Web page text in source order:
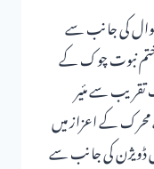
کی جانب سے
نبوت چوک کے
سے مئیر
محرک کے اعزاز میں
ڈویژن کی جانب سے